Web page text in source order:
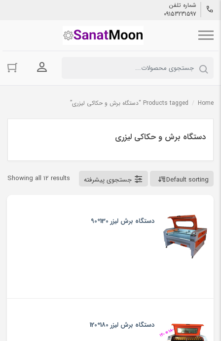
شماره تلفن
09153231597
ورود به
Home
/ Products tagged “دستگاه برش و حکاکی لیزری”
دستگاه برش و حکاکی لیزری
Showing all 12 results Default sorting جستجوی پیشرفته
دستگاه برش لیزر 130*90
دستگاه برش لیزر 180*120